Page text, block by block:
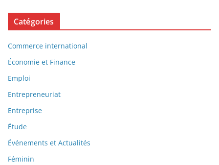
Catégories
Commerce international
Économie et Finance
Emploi
Entrepreneuriat
Entreprise
Étude
Événements et Actualités
Féminin